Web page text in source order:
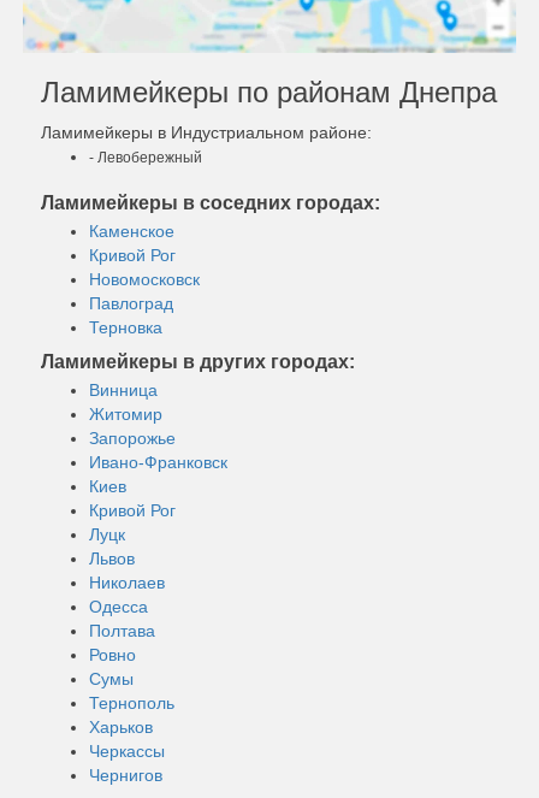
Ламимейкеры по районам Днепра
Ламимейкеры в Индустриальном районе:
- Левобережный
Ламимейкеры в соседних городах:
Каменское
Кривой Рог
Новомосковск
Павлоград
Терновка
Ламимейкеры в других городах:
Винница
Житомир
Запорожье
Ивано-Франковск
Киев
Кривой Рог
Луцк
Львов
Николаев
Одесса
Полтава
Ровно
Сумы
Тернополь
Харьков
Черкассы
Чернигов